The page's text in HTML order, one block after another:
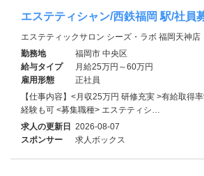
エステティシャン/西鉄福岡 駅/社員
エステティックサロン シーズ・ラボ 福岡天神店
勤務地
福岡市 中央区
給与タイプ
月給25万円～60万円
雇用形態
正社員
【仕事内容】<月収25万円 研修充実 >有給取得
経験も可 <募集職種> エステティシ…
求人の更新日 2026-08-07
スポンサー
求人ボックス